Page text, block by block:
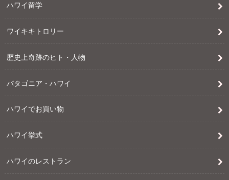
ハワイ留学
ワイキキトロリー
歴史上奇跡のヒト・人物
パタゴニア・ハワイ
ハワイでお買い物
ハワイ挙式
ハワイのレストラン